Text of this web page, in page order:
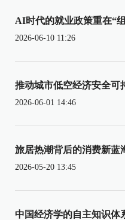
AI时代的就业政策重在“
2026-06-10 11:26
推动城市低空经济安全可
2026-06-01 14:46
旅居热潮背后的消费新蓝
2026-05-20 13:45
中国经济学的自主知识体